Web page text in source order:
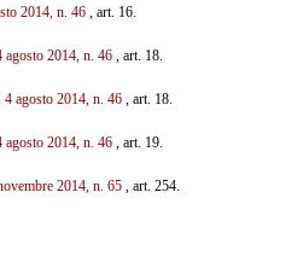
2014, n. 46, art. 16.
agosto 2014, n. 46, art. 18.
4 agosto 2014, n. 46, art. 18.
agosto 2014, n. 46, art. 19.
2014, n. 65, art. 254.